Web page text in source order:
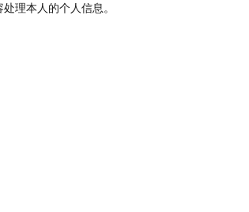
理本人的个人信息。